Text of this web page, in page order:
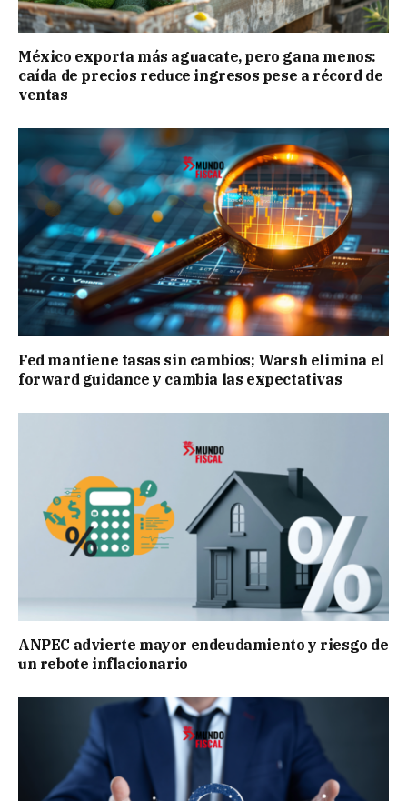
México exporta más aguacate, pero gana menos:
caída de precios reduce ingresos pese a récord de
ventas
Fed mantiene tasas sin cambios; Warsh elimina el
forward guidance y cambia las expectativas
ANPEC advierte mayor endeudamiento y riesgo de
un rebote inflacionario